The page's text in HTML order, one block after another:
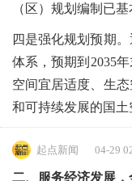
（区）规划编制已
四是强化规划预期
体系，预期到2035
空间宜居适度、生
和可持续发展的国土
起点新闻 04-29
二、服务经济发展